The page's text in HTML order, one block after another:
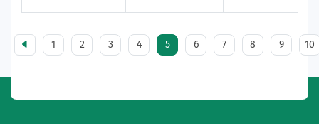
1 2 3 4 5 6 7 8 9 10